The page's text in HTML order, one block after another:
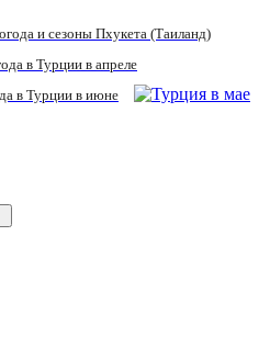
и сезоны Пхукета (Таиланд)
в Турции в апреле
в Турции в июне